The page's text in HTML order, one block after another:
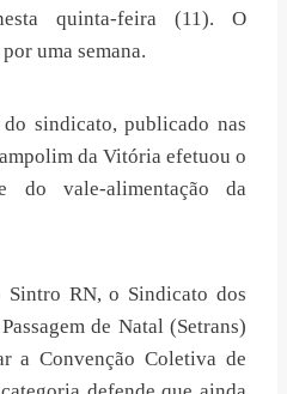
quinta-feira (11). O
uma semana.
sindicato, publicado nas
da Vitória efetuou o
do vale-alimentação da
RN, o Sindicato dos
de Natal (Setrans)
a Convenção Coletiva de